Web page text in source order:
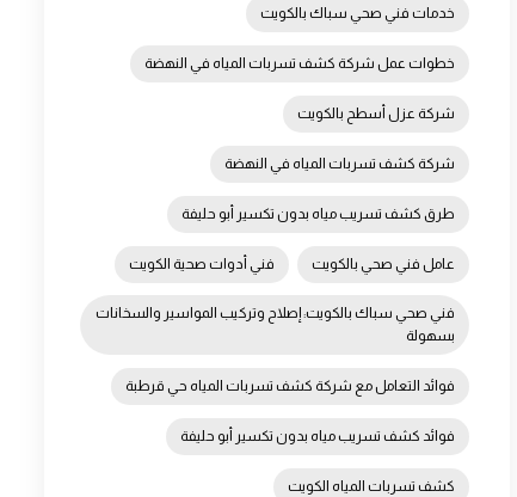
خدمات فني صحي سباك بالكويت
خطوات عمل شركة كشف تسربات المياه في النهضة
شركة عزل أسطح بالكويت
شركة كشف تسربات المياه في النهضة
طرق كشف تسريب مياه بدون تكسير أبو حليفة
عامل فني صحي بالكويت فني أدوات صحية الكويت
فني صحي سباك بالكويت: إصلاح وتركيب المواسير والسخانات
بسهولة
فوائد التعامل مع شركة كشف تسربات المياه حي قرطبة
فوائد كشف تسريب مياه بدون تكسير أبو حليفة
كشف تسربات المياه الكويت